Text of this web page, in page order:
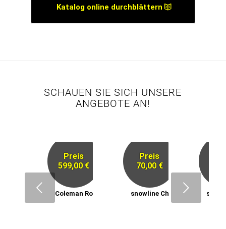
Katalog online durchblättern
SCHAUEN SIE SICH UNSERE
ANGEBOTE AN!
Next
Preis
599,00 €
Coleman Rocky Mountain 5
Preis
70,00 €
snowline Chainsen ProXT